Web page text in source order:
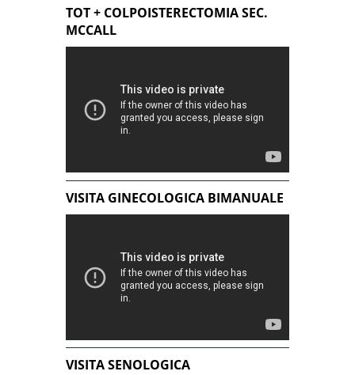
TOT + COLPOISTERECTOMIA SEC.
MCCALL
VISITA GINECOLOGICA BIMANUALE
VISITA SENOLOGICA